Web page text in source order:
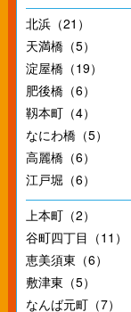
北浜（21）
天満橋（5）
淀屋橋（19）
肥後橋（6）
靱本町（4）
なにわ橋（5）
高麗橋（6）
江戸堀（6）
上本町（2）
谷町四丁目（11）
恵美須東（6）
敷津東（5）
なんば元町（7）